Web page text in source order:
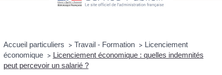
Accueil particuliers > Travail - Formation > Licenciement
économique > Licenciement économique : quelles indemnités
peut percevoir un salarié ?